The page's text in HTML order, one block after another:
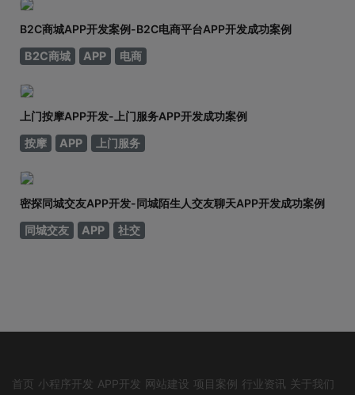
B2C商城APP开发案例-B2C电商平台APP开发成功案例
B2C商城
APP 电商
上门按摩APP开发-上门服务APP开发成功案例
按摩
APP 上门服务
密探同城交友APP开发-同城陌生人交友聊天APP开发成功案例
同城交友
APP 社交
首页 小程序开发 APP开发 网站建设 项目案例 行业资讯 关于我们